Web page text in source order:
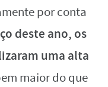
por conta
deste ano, os
uma alta
maior do que